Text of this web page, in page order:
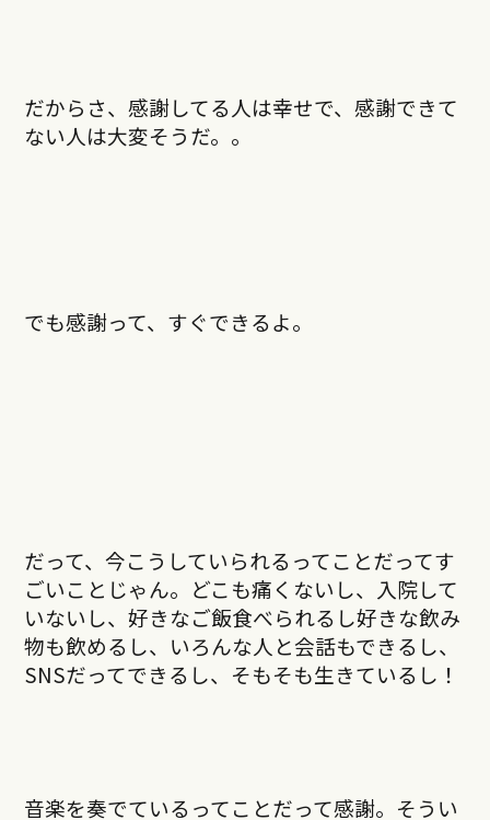
だからさ、感謝してる人は幸せで、感謝できて
ない人は大変そうだ。。
でも感謝って、すぐできるよ。
だって、今こうしていられるってことだってす
ごいことじゃん。どこも痛くないし、入院して
いないし、好きなご飯食べられるし好きな飲み
物も飲めるし、いろんな人と会話もできるし、
SNSだってできるし、そもそも生きているし！
音楽を奏でているってことだって感謝。そうい